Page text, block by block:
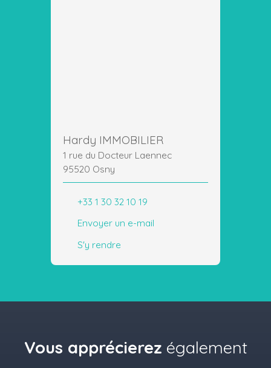
Hardy IMMOBILIER
1 rue du Docteur Laennec
95520 Osny
+33 1 30 32 10 19
Envoyer un e-mail
S'y rendre
Vous apprécierez également